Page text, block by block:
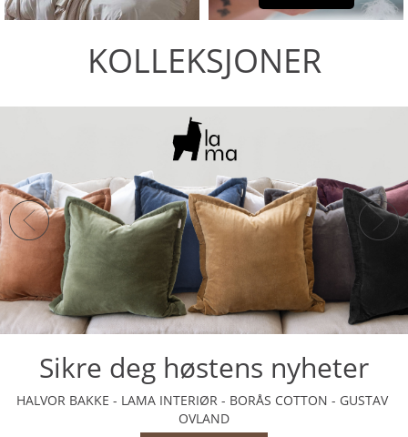
KOLLEKSJONER
Sikre deg høstens nyheter
HALVOR BAKKE - LAMA INTERIØR - BORÅS COTTON - GUSTAV
OVLAND